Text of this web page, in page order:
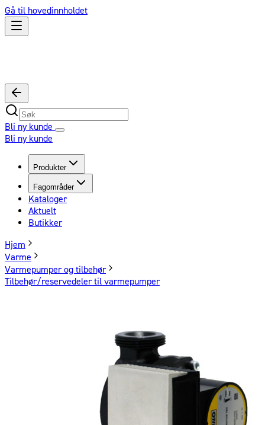
Gå til hovedinnholdet
Bli ny kunde
Bli ny kunde
Produkter
Fagområder
Kataloger
Aktuelt
Butikker
Hjem
Varme
Varmepumper og tilbehør
Tilbehør/reservedeler til varmepumper